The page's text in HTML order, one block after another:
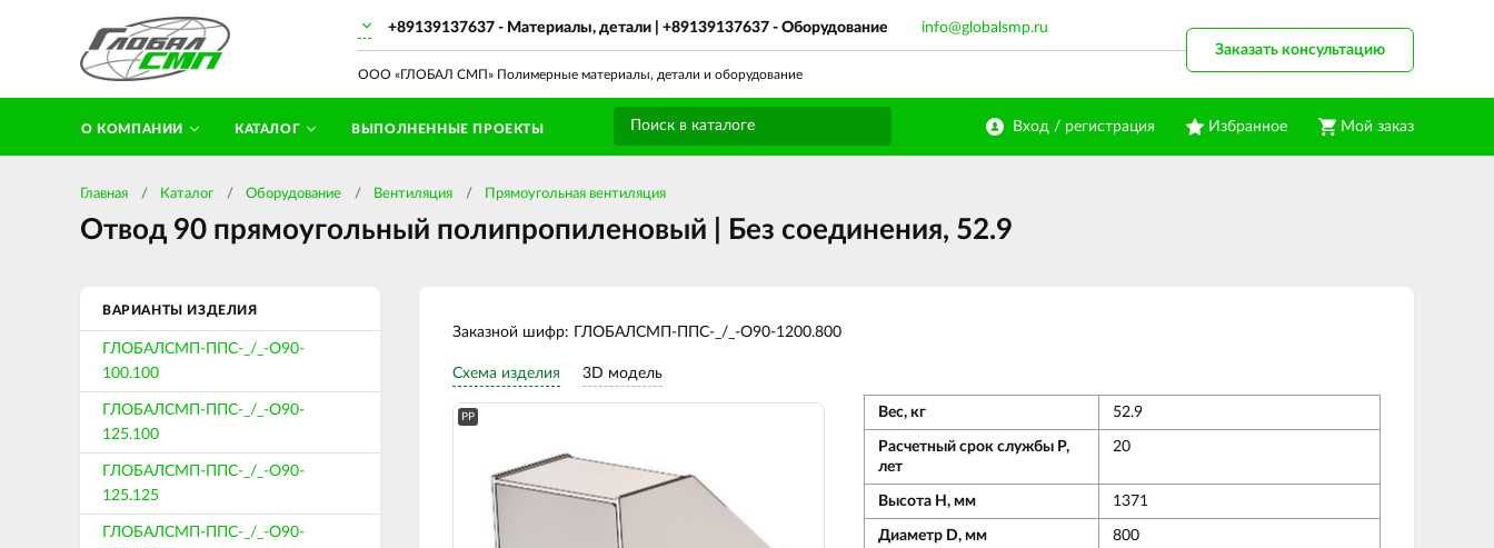
ООО «ГЛОБАЛ СМП» Полимерные материалы, детали и оборудование
+89139137637 - Материалы, детали | +89139137637 - Оборудование info@globalsmp.ru
Вход / регистрация Избранное Мой заказ
О КОМПАНИИ КАТАЛОГ ВЫПОЛНЕННЫЕ ПРОЕКТЫ
Заказать консультацию
Главная Каталог Оборудование Вентиляция Прямоугольная вентиляция
Отвод 90 прямоугольный полипропиленовый | Без соединения, 52.9
ВАРИАНТЫ ИЗДЕЛИЯ
ГЛОБАЛСМП-ППС-_/_-О90-
100.100
ГЛОБАЛСМП-ППС-_/_-О90-
125.100
ГЛОБАЛСМП-ППС-_/_-О90-
125.125
ГЛОБАЛСМП-ППС-_/_-О90-
Заказной шифр: ГЛОБАЛСМП-ППС-_/_-О90-1200.800
Схема изделия 3D модель
PP Вес, кг 52.9
Расчетный срок службы Р,
лет
20
Высота Н, мм 1371
Диаметр D, мм 800